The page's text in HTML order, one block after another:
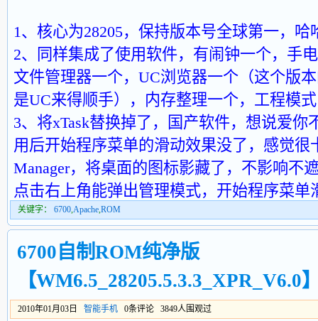
1、核心为28205，保持版本号全球第一，哈
2、同样集成了使用软件，有闹钟一个，手
文件管理器一个，UC浏览器一个（这个版
是UC来得顺手），内存整理一个，工程模
3、将xTask替换掉了，国产软件，想说爱你
用后开始程序菜单的滑动效果没了，感觉很
Manager，将桌面的图标影藏了，不影响不
点击右上角能弹出管理模式，开始程序菜单
关键字： 6700,Apache,ROM
6700自制ROM纯净版
【WM6.5_28205.5.3.3_XPR_V6.0
2010年01月03日 智能手机 0条评论 3849人围观过